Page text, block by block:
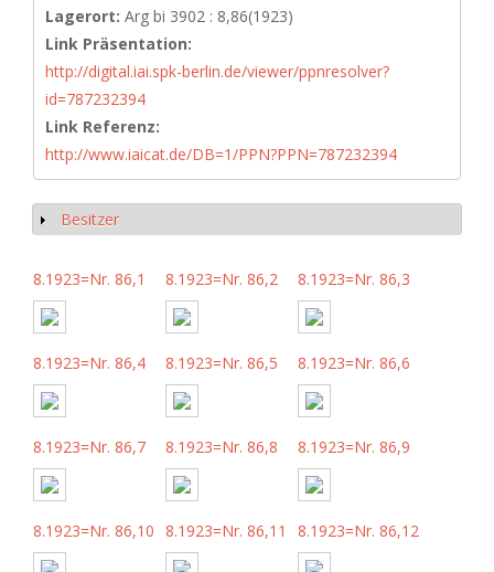
Lagerort: Arg bi 3902 : 8,86(1923)
Link Präsentation:
http://digital.iai.spk-berlin.de/viewer/ppnresolver?
id=787232394
Link Referenz:
http://www.iaicat.de/DB=1/PPN?PPN=787232394
Show
Besitzer
8.1923=Nr. 86,1 8.1923=Nr. 86,2 8.1923=Nr. 86,3
8.1923=Nr. 86,4 8.1923=Nr. 86,5 8.1923=Nr. 86,6
8.1923=Nr. 86,7 8.1923=Nr. 86,8 8.1923=Nr. 86,9
8.1923=Nr. 86,10 8.1923=Nr. 86,11 8.1923=Nr. 86,12